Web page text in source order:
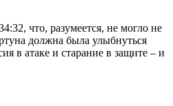
что, разумеется, не могло не
должна была улыбнуться
в атаке и старание в защите – и